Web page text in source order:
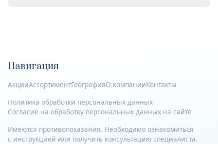
Навигация
АкцииАссортиментГеографияО компанииКонтакты
Политика обработки персональных данных
Согласие на обработку персональных данных на сайте
Имеются противопоказания. Необходимо ознакомиться
с инструкцией или получить консультацию специалиста.